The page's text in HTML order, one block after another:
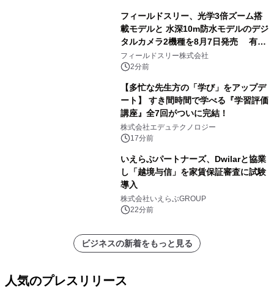
フィールドスリー、光学3倍ズーム搭
載モデルと 水深10m防水モデルのデジ
タルカメラ2機種を8月7日発売 有効
約1300万画素、用途別に選べるコンデ
ジ新登場
フィールドスリー株式会社
2分前
【多忙な先生方の「学び」をアップデ
ート】 すき間時間で学べる『学習評価
講座』全7回がついに完結！
株式会社エデュテクノロジー
17分前
いえらぶパートナーズ、Dwilarと協業
し「越境与信」を家賃保証審査に試験
導入
株式会社いえらぶGROUP
22分前
ビジネスの新着をもっと見る
人気のプレスリリース